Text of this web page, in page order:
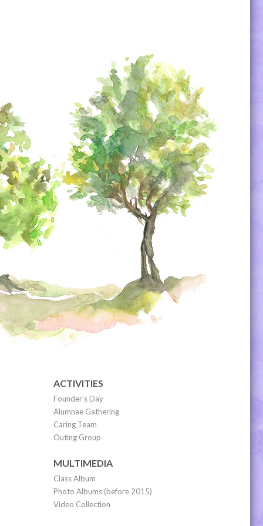
ACTIVITIES
Founder's Day
Alumnae Gathering
Caring Team
Outing Group
MULTIMEDIA
Class Album
Photo Albums (before 2015)
Video Collection